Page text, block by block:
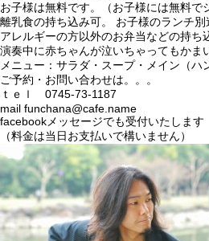
お子様は無料です。（お子様には無料で
離乳食の持ち込み可。 お子様のランチ別
アレルギーの方以外のお弁当などの持ち
演奏中に赤ちゃんが泣いちゃってもかま
メニュー：サラダ・スープ・メイン（ハ
ご予約・お問い合わせは。。。
ｔｅｌ 0745-73-1187
mail funchana@cafe.name
facebookメッセージでも受付いたします
（料金は当日お支払いで構いません）